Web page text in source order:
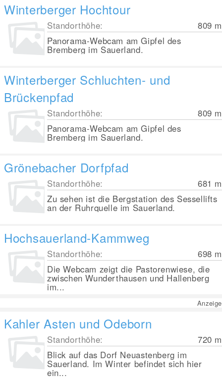
Winterberger Hochtour
Standorthöhe: 809 m
Panorama-Webcam am Gipfel des
Bremberg im Sauerland.
Winterberger Schluchten- und
Brückenpfad
Standorthöhe: 809 m
Panorama-Webcam am Gipfel des
Bremberg im Sauerland.
Grönebacher Dorfpfad
Standorthöhe: 681 m
Zu sehen ist die Bergstation des Sessellifts
an der Ruhrquelle im Sauerland.
Hochsauerland-Kammweg
Standorthöhe: 698 m
Die Webcam zeigt die Pastorenwiese, die
zwischen Wunderthausen und Hallenberg
im...
Anzeige
Kahler Asten und Odeborn
Standorthöhe: 720 m
Blick auf das Dorf Neuastenberg im
Sauerland. Im Winter befindet sich hier
ein...